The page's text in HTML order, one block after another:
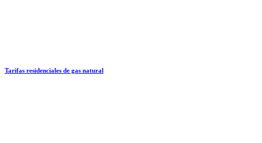
Tarifas residenciales de gas natural